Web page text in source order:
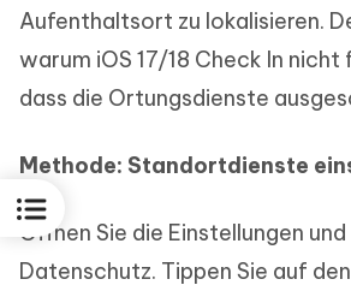
Aufenthaltsort zu lokalisieren.
warum iOS 17/18 Check In
dass die Ortungsdienste
Methode: Standortdienste
Öffnen Sie die Einstellungen und
Datenschutz. Tippen Sie auf